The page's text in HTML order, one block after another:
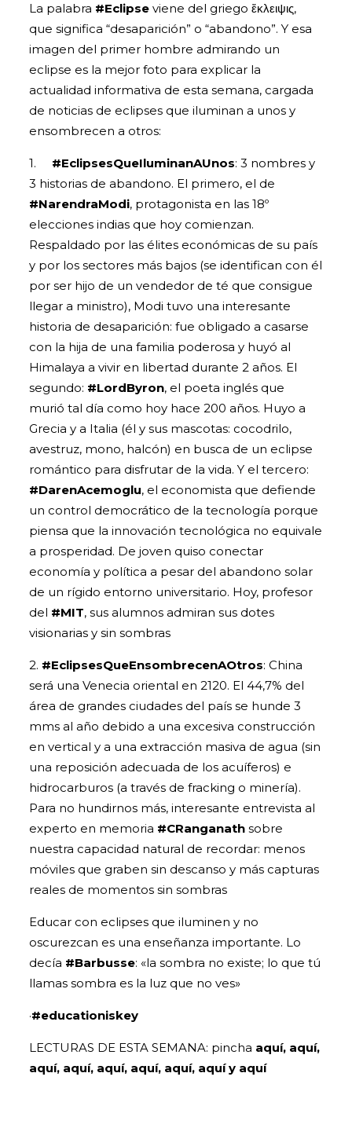
La palabra #Eclipse viene del griego ἔκλειψις,
que significa “desaparición” o “abandono”. Y esa
imagen del primer hombre admirando un
eclipse es la mejor foto para explicar la
actualidad informativa de esta semana, cargada
de noticias de eclipses que iluminan a unos y
ensombrecen a otros:
1. #EclipsesQueIluminanAUnos: 3 nombres y
3 historias de abandono. El primero, el de
#NarendraModi, protagonista en las 18º
elecciones indias que hoy comienzan.
Respaldado por las élites económicas de su país
y por los sectores más bajos (se identifican con él
por ser hijo de un vendedor de té que consigue
llegar a ministro), Modi tuvo una interesante
historia de desaparición: fue obligado a casarse
con la hija de una familia poderosa y huyó al
Himalaya a vivir en libertad durante 2 años. El
segundo: #LordByron, el poeta inglés que
murió tal día como hoy hace 200 años. Huyo a
Grecia y a Italia (él y sus mascotas: cocodrilo,
avestruz, mono, halcón) en busca de un eclipse
romántico para disfrutar de la vida. Y el tercero:
#DarenAcemoglu, el economista que defiende
un control democrático de la tecnología porque
piensa que la innovación tecnológica no equivale
a prosperidad. De joven quiso conectar
economía y política a pesar del abandono solar
de un rígido entorno universitario. Hoy, profesor
del #MIT, sus alumnos admiran sus dotes
visionarias y sin sombras
2. #EclipsesQueEnsombrecenAOtros: China
será una Venecia oriental en 2120. El 44,7% del
área de grandes ciudades del país se hunde 3
mms al año debido a una excesiva construcción
en vertical y a una extracción masiva de agua (sin
una reposición adecuada de los acuíferos) e
hidrocarburos (a través de fracking o minería).
Para no hundirnos más, interesante entrevista al
experto en memoria #CRanganath sobre
nuestra capacidad natural de recordar: menos
móviles que graben sin descanso y más capturas
reales de momentos sin sombras
Educar con eclipses que iluminen y no
oscurezcan es una enseñanza importante. Lo
decía #Barbusse: «la sombra no existe; lo que tú
llamas sombra es la luz que no ves»
·#educationiskey
LECTURAS DE ESTA SEMANA: pincha aquí, aquí,
aquí, aquí, aquí, aquí, aquí, aquíy aquí